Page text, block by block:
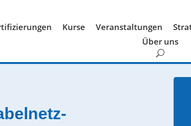
Kurse Veranstaltungen
Über uns